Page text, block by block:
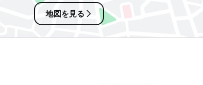
地図を見る